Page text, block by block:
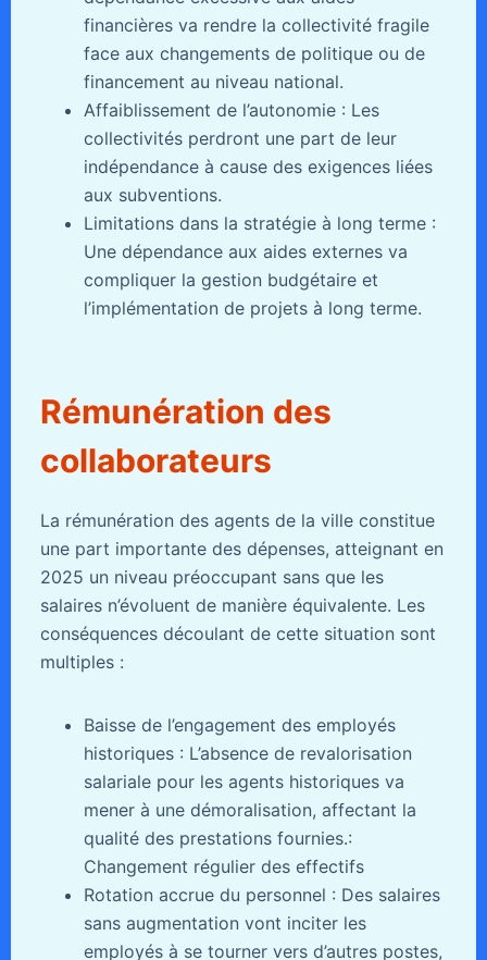
financières va rendre la collectivité fragile
face aux changements de politique ou de
financement au niveau national.
Affaiblissement de l’autonomie : Les
collectivités perdront une part de leur
indépendance à cause des exigences liées
aux subventions.
Limitations dans la stratégie à long terme :
Une dépendance aux aides externes va
compliquer la gestion budgétaire et
l’implémentation de projets à long terme.
Rémunération des
collaborateurs
La rémunération des agents de la ville constitue
une part importante des dépenses, atteignant en
2025 un niveau préoccupant sans que les
salaires n’évoluent de manière équivalente. Les
conséquences découlant de cette situation sont
multiples :
Baisse de l’engagement des employés
historiques : L’absence de revalorisation
salariale pour les agents historiques va
mener à une démoralisation, affectant la
qualité des prestations fournies.:
Changement régulier des effectifs
Rotation accrue du personnel : Des salaires
sans augmentation vont inciter les
employés à se tourner vers d’autres postes,